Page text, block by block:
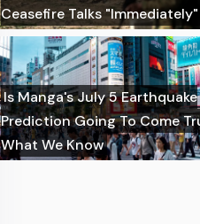
Ceasefire Talks "Immediately"
Is Manga's July 5 Earthquake
Prediction Going To Come
What We Know